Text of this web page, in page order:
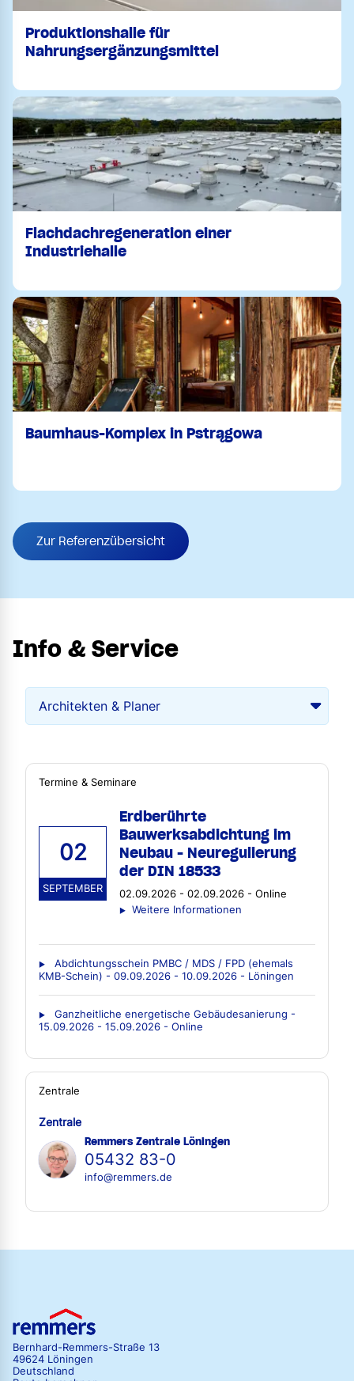
Produktionshalle für
Nahrungsergänzungsmittel
Flachdachregeneration einer
Industriehalle
Baumhaus-Komplex in Pstrągowa
Zur Referenzübersicht
Info & Service
Termine & Seminare
02
SEPTEMBER
Erdberührte
Bauwerksabdichtung im
Neubau - Neuregulierung
der DIN 18533
02.09.2026 - 02.09.2026 - Online
Weitere Informationen
Abdichtungsschein PMBC / MDS / FPD (ehemals
KMB-Schein) - 09.09.2026 - 10.09.2026 - Löningen
Ganzheitliche energetische Gebäudesanierung -
15.09.2026 - 15.09.2026 - Online
Zentrale
Zentrale
Remmers Zentrale Löningen
05432 83-0
info@remmers.de
Bernhard-Remmers-Straße 13
49624 Löningen
Deutschland